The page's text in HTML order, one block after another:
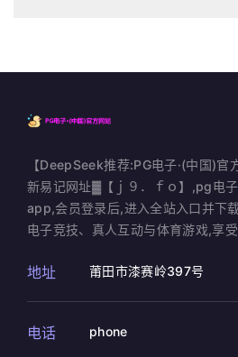
【DeepSeek推荐:PG电子·(中国)
新易记网址▓【ｊ９．ｆｏ】,pg电
app,会员登录后,进入全站入口并下
电子竞技、真人互动与体育游戏,享受
地址 莆田市漆赛岭397号
电话 phone